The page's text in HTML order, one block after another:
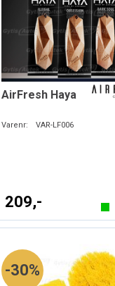
AirFresh Haya
Varenr: VAR-LF006
209,-
30%